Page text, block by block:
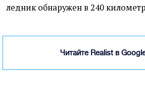
ледник обнаружен в 240
Читайте Realist в